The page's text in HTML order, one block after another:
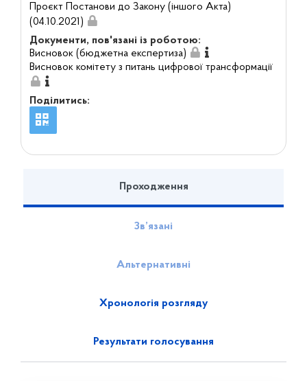
Проєкт Постанови до Закону (іншого Акта)
(04.10.2021)
Документи, пов'язані із роботою:
Висновок (бюджетна експертиза)
Висновок комітету з питань цифрової трансформації
Поділитись:
Проходження
Зв’язані
Альтернативні
Хронологія розгляду
Результати голосування